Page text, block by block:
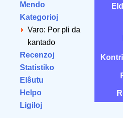
Mendo
Kategorioj
Varo: Por pli da
kantado
Recenzoj
Statistiko
Elŝutu
Helpo
Ligiloj